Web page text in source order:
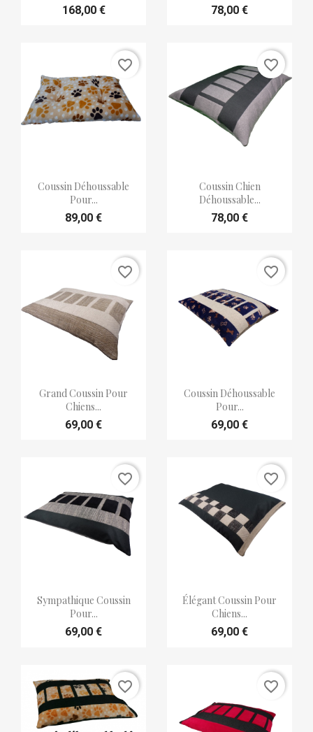
168,00 €
78,00 €
Aperçu rapide
Coussin Déhoussable
Pour...
89,00 €
favorite_border
Aperçu rapide
Coussin Chien
Déhoussable...
78,00 €
favorite_border
Aperçu rapide
Grand Coussin Pour
Chiens...
69,00 €
favorite_border
Aperçu rapide
Coussin Déhoussable
Pour...
69,00 €
favorite_border
Aperçu rapide
Sympathique Coussin
Pour...
69,00 €
favorite_border
Aperçu rapide
Élégant Coussin Pour
Chiens...
69,00 €
favorite_border
favorite_border favorite_border